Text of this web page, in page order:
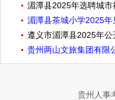
湄潭县2025年选聘城
湄潭县茶城小学2025
遵义市湄潭县2025年
贵州两山文旅集团有限
贵州人事